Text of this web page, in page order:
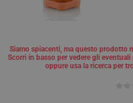
Siamo spiacenti, ma questo prodotto
Scorri in basso per vedere gli
oppure usa la ricerca per